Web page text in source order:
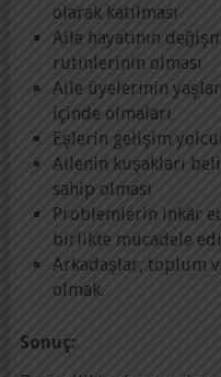
olarak katılması
Aile hayatının
rutinlerinin olması
Aile üyelerinin
içinde olmaları
Eşlerin gelişim
Ailenin kuşakları
sahip olması
Problemlerin inkâr
birlikte mücadele
Arkadaşlar, toplum
olmak.
Sonuç: